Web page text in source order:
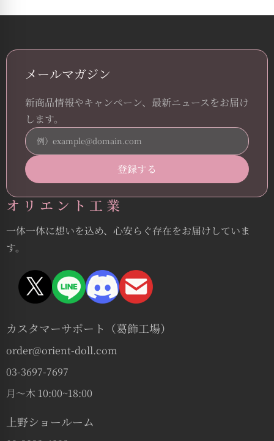
メールマガジン
新商品情報やキャンペーン、最新ニュースをお届け
します。
オリエント工業
一体一体に想いを込め、心安らぐ存在をお届けしていま
す。
カスタマーサポート（葛飾工場）
order@orient-doll.com
03-3697-7697
月〜木 10:00~18:00
上野ショールーム